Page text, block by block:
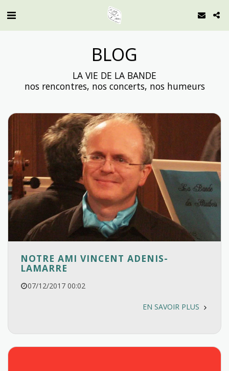
BLOG
LA VIE DE LA BANDE
nos rencontres, nos concerts, nos humeurs
NOTRE AMI VINCENT ADENIS-
LAMARRE
07/12/2017 00:02
EN SAVOIR PLUS